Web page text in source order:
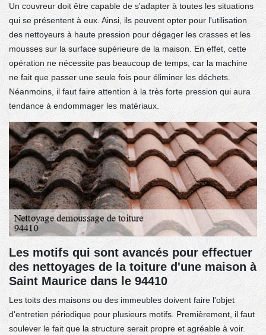
Un couvreur doit être capable de s'adapter à toutes les situations
qui se présentent à eux. Ainsi, ils peuvent opter pour l'utilisation
des nettoyeurs à haute pression pour dégager les crasses et les
mousses sur la surface supérieure de la maison. En effet, cette
opération ne nécessite pas beaucoup de temps, car la machine
ne fait que passer une seule fois pour éliminer les déchets.
Néanmoins, il faut faire attention à la très forte pression qui aura
tendance à endommager les matériaux.
Les motifs qui sont avancés pour effectuer
des nettoyages de la toiture d'une maison à
Saint Maurice dans le 94410
Les toits des maisons ou des immeubles doivent faire l'objet
d'entretien périodique pour plusieurs motifs. Premièrement, il faut
soulever le fait que la structure serait propre et agréable à voir.